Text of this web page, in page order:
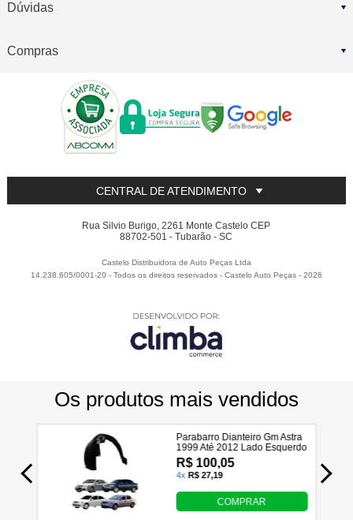
Dúvidas
Compras
CENTRAL DE ATENDIMENTO
Rua Silvio Burigo, 2261 Monte Castelo CEP
88702-501 - Tubarão - SC
Castelo Distribuidora de Auto Peças Ltda
14.238.605/0001-20 - Todos os direitos reservados -Castelo Auto Peças -2026